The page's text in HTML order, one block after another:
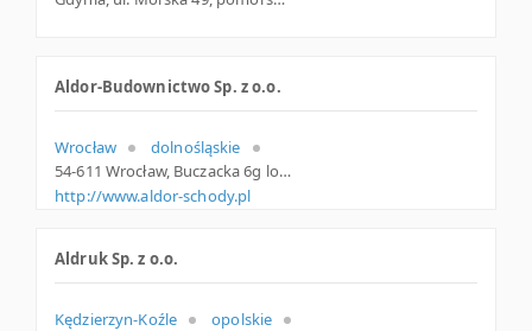
Aldor-Budownictwo Sp. z o.o.
Wrocław
dolnośląskie
54-611 Wrocław, Buczacka 6g lok. 6, woj. Dolnośląskie, pow. Wrocław, gm. Wrocław
http://www.aldor-schody.pl
Aldruk Sp. z o.o.
Kędzierzyn-Koźle
opolskie